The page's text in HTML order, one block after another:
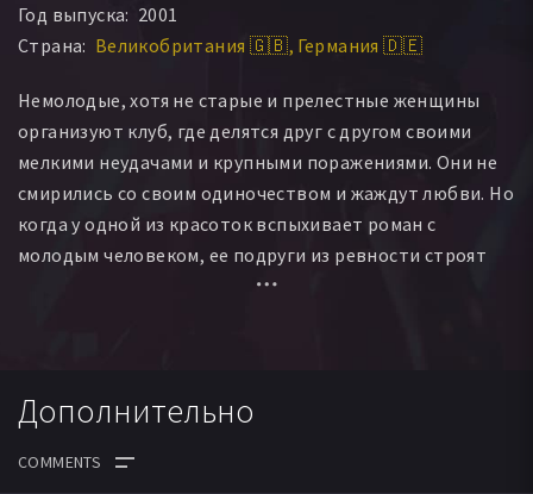
Моррис Перри Грег Беннетт
Луис Хэммонд Морин Беннетт Матильда Торпе
Клер Николсон Джереми Гиттинс Энтони Реншоу
Сара Рикман Ив Роуз Купер Элизабет Харран
Лорен Стоун Кевин Сарджент Рози Скэнлон Джонс
Gary Tate
Год выпуска: 2001
Страна: Великобритания 🇬🇧 Германия 🇩🇪
Немолодые, хотя не старые и прелестные женщины
организуют клуб, где делятся друг с другом своими
мелкими неудачами и крупными поражениями. Они не
смирились со своим одиночеством и жаждут любви. Но
когда у одной из красоток вспыхивает роман с
молодым человеком, ее подруги из ревности строят
козни! Доверяй неудачницам, но проверяй!
Дополнительно